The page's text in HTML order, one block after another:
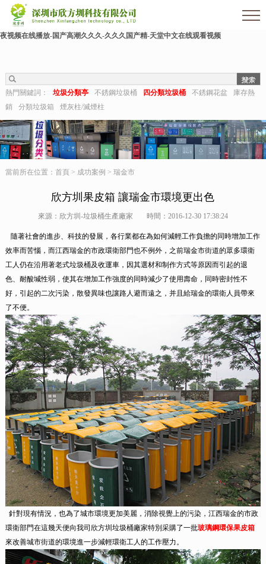
色婷婷影院-亚洲三级av-熟女毛片-亚洲日本一区二区三区-麻豆91在线-久久狠狠干-国
产成人激情-视频推荐-久久aaa-东北少妇不戴套对白第一次-深夜福利视频在线-成人午
夜视频在线播放-国产高潮久久久-久久久国产精-天堂中文在线观看视频
熱門關鍵詞： 垃圾分類亭 不銹鋼垃圾桶 四分類垃圾桶 不銹鋼花盆
庫存熱
銷
分類垃圾箱 煙灰柱/滅煙柱
當前所在位置： 首頁> 成功案例 > 瑞金市
欣方圳果皮箱 讓瑞金市環境更出色
來源：欣方圳-垃圾桶生產廠家 時間：2016-12-30 17:38:24
隨著社會的進步、科技的發展，各行業都在為如何減輕工作負擔的同時增加工作
效率而苦惱，而江西瑞金的市政環衛部門也不例外，之前瑞金市街道的眾多環衛
工人仍在沿用著老式垃圾桶及收運車，因其選材和制作方式等原因而引起的退
色、耐酸堿性弱，使其在增加工作強度的同時減少了使用壽命，同時密封性不
好，引起的二次污染，散發異味也讓路人避而遠之，并且給瑞金的環衛人員帶來
了不便。
針對現有情況，也為了城市環境更加美麗，消除視覺上的污染，江西瑞金的市政
環衛部門在這幾天便向我司欣方圳垃圾桶廠家特別采購了一批玻璃鋼環保果皮箱
來改善城市街道的環境進一步減輕環衛工人的工作壓力。